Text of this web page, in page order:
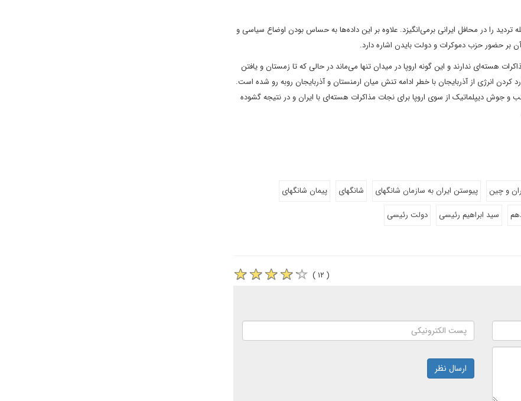
را در محافل ایرانی برمی‌انگیزد. علاوه بر این داده‌ها به حساس بودن اوضاع سیاسی و
آن بر حضور حزب دموکرات و دولت بایدن اشاره دارد.
هسته‌ای ندارند و این گونه اروپا در میدان تنها می‌ماند در حالی که تا زمستان و یافتن
انرژی از آذربایجان با خطر ادامه تنش میان ارمنستان و آذربایجان روبه رو شده است.
جوش دیپلماتیک از سوی اروپا برای نجات مذاکرات هسته‌ای با ایران و در نتیجه گشوده
و چین پیوستن ایران به سازمان شانگهای شانگهای
پیمان شانگهای
سید ابراهیم رئیسی دولت رئیسی
( ۱۲ )
ارسال نظر